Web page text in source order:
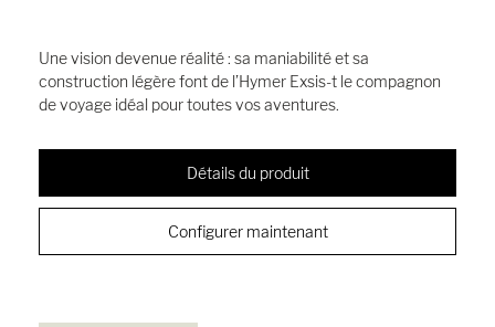
Une vision devenue réalité : sa maniabilité et sa
construction légère font de l’Hymer Exsis-t le compagnon
de voyage idéal pour toutes vos aventures.
Détails du produit
Configurer maintenant